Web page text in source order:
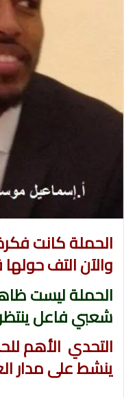
د
ك
الحملة كانت
والآن التف
الحملة ليست
شعبي فاعل ينتظر
التحدي الأهم
ينشط على مدار